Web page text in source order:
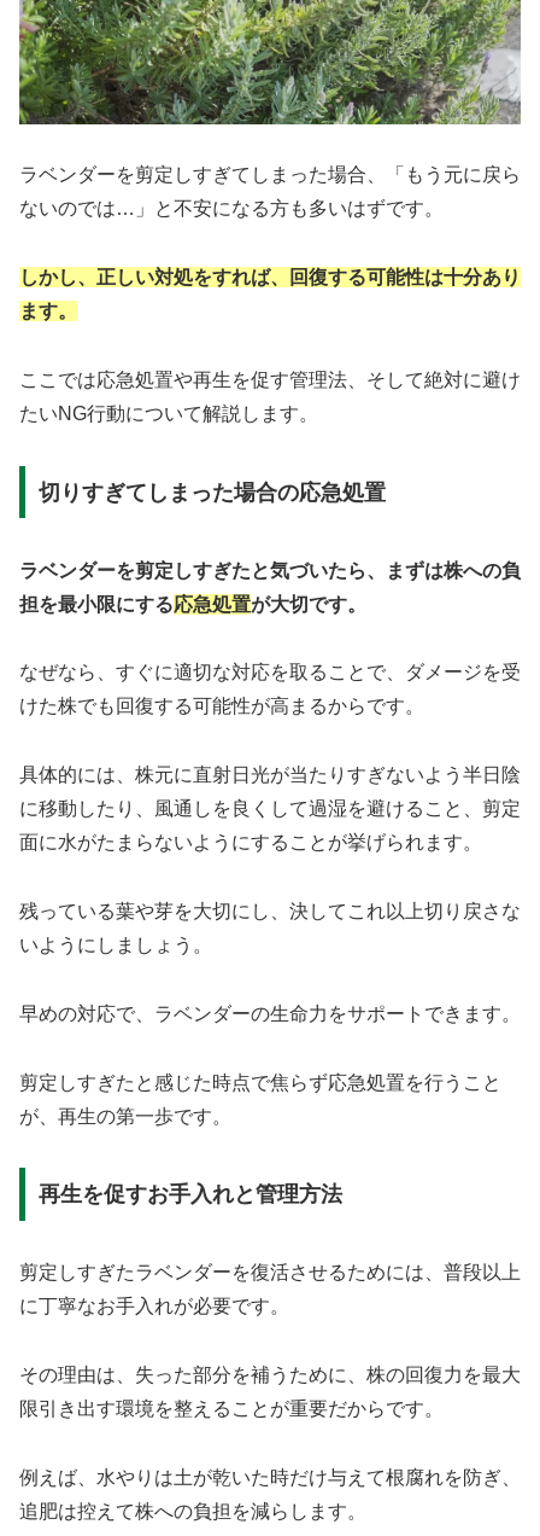
ラベンダーを剪定しすぎてしまった場合、「もう元に戻ら
ないのでは…」と不安になる方も多いはずです。
しかし、正しい対処をすれば、回復する可能性は十分あり
ます。
ここでは応急処置や再生を促す管理法、そして絶対に避け
たいNG行動について解説します。
切りすぎてしまった場合の応急処置
ラベンダーを剪定しすぎたと気づいたら、まずは株への負
担を最小限にする応急処置が大切です。
なぜなら、すぐに適切な対応を取ることで、ダメージを受
けた株でも回復する可能性が高まるからです。
具体的には、株元に直射日光が当たりすぎないよう半日陰
に移動したり、風通しを良くして過湿を避けること、剪定
面に水がたまらないようにすることが挙げられます。
残っている葉や芽を大切にし、決してこれ以上切り戻さな
いようにしましょう。
早めの対応で、ラベンダーの生命力をサポートできます。
剪定しすぎたと感じた時点で焦らず応急処置を行うこと
が、再生の第一歩です。
再生を促すお手入れと管理方法
剪定しすぎたラベンダーを復活させるためには、普段以上
に丁寧なお手入れが必要です。
その理由は、失った部分を補うために、株の回復力を最大
限引き出す環境を整えることが重要だからです。
例えば、水やりは土が乾いた時だけ与えて根腐れを防ぎ、
追肥は控えて株への負担を減らします。